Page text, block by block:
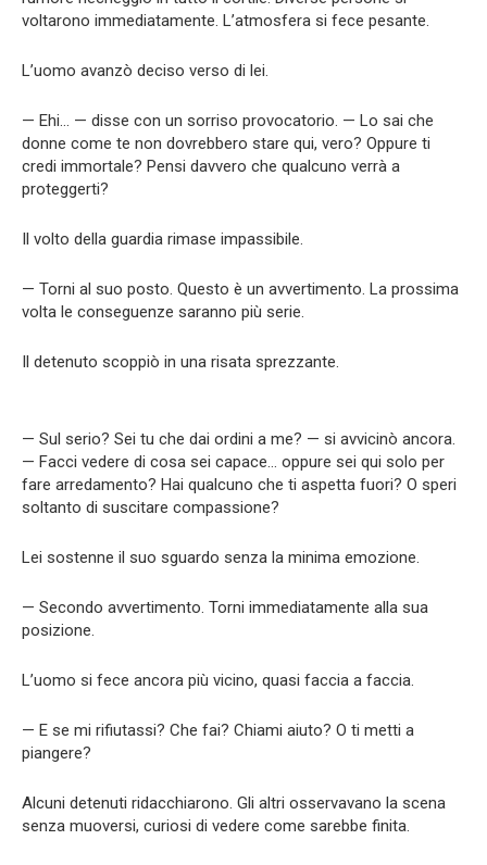
voltarono immediatamente. L’atmosfera si fece pesante.
L’uomo avanzò deciso verso di lei.
— Ehi… — disse con un sorriso provocatorio. — Lo sai che
donne come te non dovrebbero stare qui, vero? Oppure ti
credi immortale? Pensi davvero che qualcuno verrà a
proteggerti?
Il volto della guardia rimase impassibile.
— Torni al suo posto. Questo è un avvertimento. La prossima
volta le conseguenze saranno più serie.
Il detenuto scoppiò in una risata sprezzante.
— Sul serio? Sei tu che dai ordini a me? — si avvicinò ancora.
— Facci vedere di cosa sei capace… oppure sei qui solo per
fare arredamento? Hai qualcuno che ti aspetta fuori? O speri
soltanto di suscitare compassione?
Lei sostenne il suo sguardo senza la minima emozione.
— Secondo avvertimento. Torni immediatamente alla sua
posizione.
L’uomo si fece ancora più vicino, quasi faccia a faccia.
— E se mi rifiutassi? Che fai? Chiami aiuto? O ti metti a
piangere?
Alcuni detenuti ridacchiarono. Gli altri osservavano la scena
senza muoversi, curiosi di vedere come sarebbe finita.